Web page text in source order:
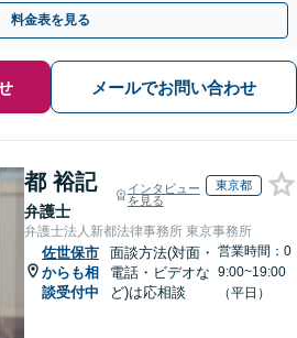
料金表を見る
メールでお問い合わせ
都 裕記
弁護士
インタビュー
を見る
東京都
弁護士法人新都法律事務所 東京事務所
佐世保市
からも相
談受付中
面談方法(対面・
電話・ビデオな
ど)は応相談
営業時間：0
9:00~19:00
（平日）